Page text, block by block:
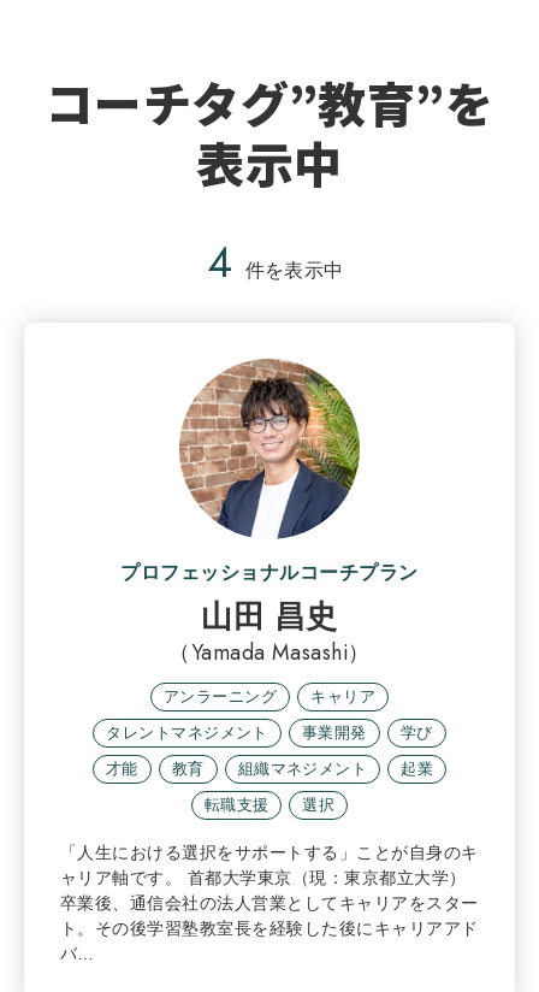
コーチタグ”教育”を
表示中
4 件を表示中
プロフェッショナルコーチプラン
山田 昌史
（Yamada Masashi）
アンラーニング
キャリア
タレントマネジメント
事業開発
学び
才能
教育 組織マネジメント
起業
転職支援
選択
「人生における選択をサポートする」ことが自身のキ
ャリア軸です。 首都大学東京（現：東京都立大学）
卒業後、通信会社の法人営業としてキャリアをスター
ト。その後学習塾教室長を経験した後にキャリアアド
バ…